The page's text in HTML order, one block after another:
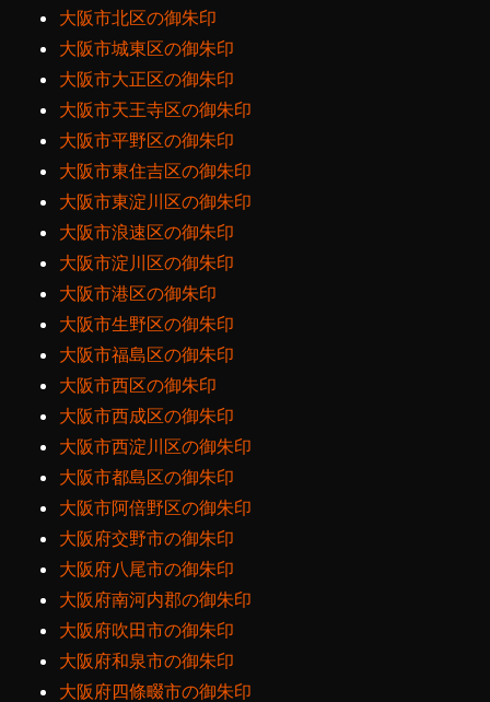
大阪市北区の御朱印
大阪市城東区の御朱印
大阪市大正区の御朱印
大阪市天王寺区の御朱印
大阪市平野区の御朱印
大阪市東住吉区の御朱印
大阪市東淀川区の御朱印
大阪市浪速区の御朱印
大阪市淀川区の御朱印
大阪市港区の御朱印
大阪市生野区の御朱印
大阪市福島区の御朱印
大阪市西区の御朱印
大阪市西成区の御朱印
大阪市西淀川区の御朱印
大阪市都島区の御朱印
大阪市阿倍野区の御朱印
大阪府交野市の御朱印
大阪府八尾市の御朱印
大阪府南河内郡の御朱印
大阪府吹田市の御朱印
大阪府和泉市の御朱印
大阪府四條畷市の御朱印